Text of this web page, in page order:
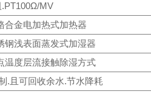
MV
合金电加热式加热器
钢浅表面蒸发式加湿器
温度层流接触除湿方式
.且可回收余水.节水降耗